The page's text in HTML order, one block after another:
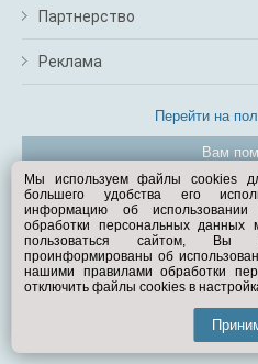
Партнерство
Реклама
Перейти на
Вам
© Exist.ru
Мы используем файлы cookies
большего удобства его
информацию об
обработки персональных
пользоваться сайтом, Вы
проинформированы об
нашими правилами обработки
отключить файлы cookies в